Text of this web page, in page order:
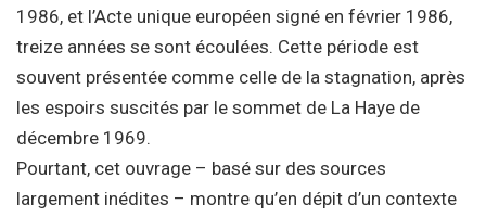
1986, et l’Acte unique européen signé en février 1986,
treize années se sont écoulées. Cette période est
souvent présentée comme celle de la stagnation, après
les espoirs suscités par le sommet de La Haye de
décembre 1969.
Pourtant, cet ouvrage – basé sur des sources
largement inédites – montre qu’en dépit d’un contexte